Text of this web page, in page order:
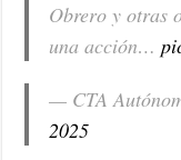
Obrero y otras
una acción…
— CTA
2025